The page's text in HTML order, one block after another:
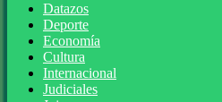
Datazos
Deporte
Economía
Cultura
Internacional
Judiciales